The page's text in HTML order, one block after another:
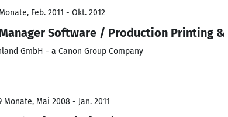
Feb. 2011 - Okt. 2012
Software / Production Printing
GmbH - a Canon Group Company
Monate, Mai 2008 - Jan. 2011